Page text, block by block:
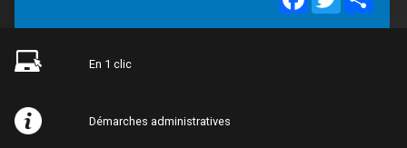
En 1 clic
Démarches administratives